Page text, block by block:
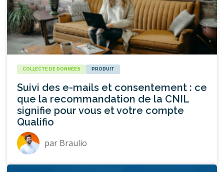
COLLECTE DE DONNÉES PRODUIT
Suivi des e-mails et consentement : ce
que la recommandation de la CNIL
signifie pour vous et votre compte
Qualifio
par Braulio